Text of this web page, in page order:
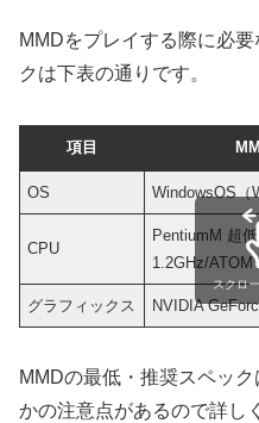
MMDをプレイする際に必
クは下表の通りです。
項目
OS WindowsOS（
CPU
PentiumM 超
1.2GHz/ATOM
グラフィックス NVIDIA
スクロ
MMDの最低・推奨スペッ
かの注意点があるので詳し